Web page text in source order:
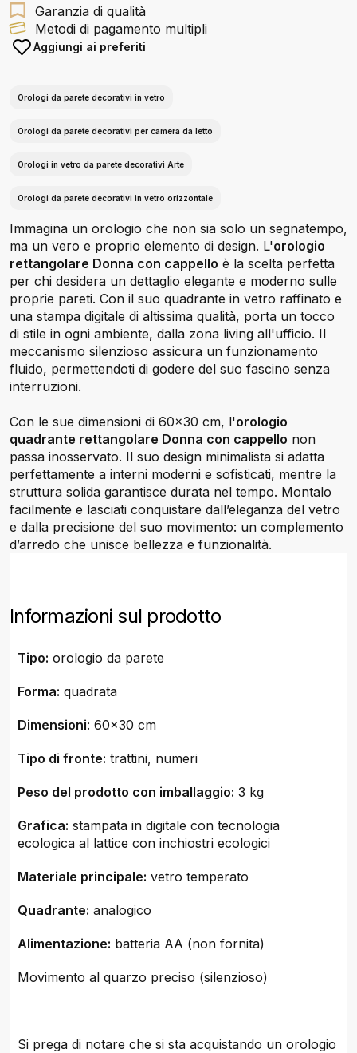
Garanzia di qualità
Metodi di pagamento multipli
Aggiungi ai preferiti
Orologi da parete decorativi in vetro
Orologi da parete decorativi per camera da letto
Orologi in vetro da parete decorativi Arte
Orologi da parete decorativi in vetro orizzontale
Immagina un orologio che non sia solo un segnatempo,
ma un vero e proprio elemento di design. L'orologio
rettangolare Donna con cappello è la scelta perfetta
per chi desidera un dettaglio elegante e moderno sulle
proprie pareti. Con il suo quadrante in vetro raffinato e
una stampa digitale di altissima qualità, porta un tocco
di stile in ogni ambiente, dalla zona living all'ufficio. Il
meccanismo silenzioso assicura un funzionamento
fluido, permettendoti di godere del suo fascino senza
interruzioni.
Con le sue dimensioni di 60x30 cm, l'orologio
quadrante rettangolare Donna con cappello non
passa inosservato. Il suo design minimalista si adatta
perfettamente a interni moderni e sofisticati, mentre la
struttura solida garantisce durata nel tempo. Montalo
facilmente e lasciati conquistare dall’eleganza del vetro
e dalla precisione del suo movimento: un complemento
d’arredo che unisce bellezza e funzionalità.
Informazioni sul prodotto
Tipo: orologio da parete
Forma: quadrata
Dimensioni: 60x30 cm
Tipo di fronte: trattini, numeri
Peso del prodotto con imballaggio: 3 kg
Grafica: stampata in digitale con tecnologia
ecologica al lattice con inchiostri ecologici
Materiale principale: vetro temperato
Quadrante: analogico
Alimentazione: batteria AA (non fornita)
Movimento al quarzo preciso (silenzioso)
Si prega di notare che si sta acquistando un orologio